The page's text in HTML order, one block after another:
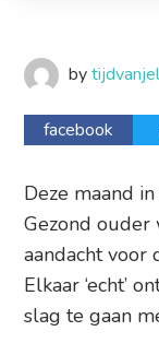
by
facebook
Deze maand
Gezond ouder
aandacht voor
Elkaar ‘echt’
slag te gaan